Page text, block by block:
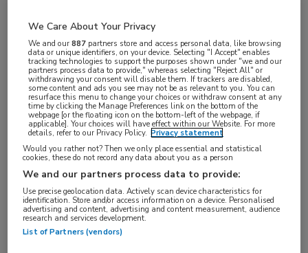
Overige beroepen medici
BRANCHE
Laboratorium
AANSTELLING
Vaste aanstelling
PLAATSINGSDATUM
3 augustus 2025
NIVEAU
ERVARING
Ervaren
DIENSTVERBAND
We Care About Your Privacy
We and our887 partners store and access personal data, like browsing
data or unique identifiers, on your device. Selecting "I Accept" enables
tracking technologies to support the purposes shown under "we and our
partners process data to provide," whereas selecting "Reject All" or
withdrawing your consent will disable them. If trackers are disabled,
some content and ads you see may not be as relevant to you. You can
resurface this menu to change your choices or withdraw consent at any
time by clicking the Manage Preferences link on the bottom of the
webpage [or the floating icon on the bottom-left of the webpage, if
applicable]. Your choices will have effect within our Website. For more
details, refer to our Privacy Policy. Privacy statement
Would you rather not? Then we only place essential and statistical
cookies, these do not record any data about you as a person
We and our partners process data to provide:
Use precise geolocation data. Actively scan device characteristics for
identification. Store and/or access information on a device. Personalised
advertising and content, advertising and content measurement, audience
research and services development.
List of Partners (vendors)